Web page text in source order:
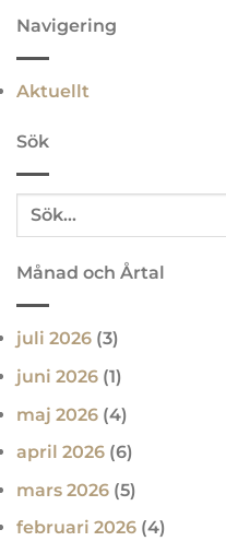
Navigering
Aktuellt
Sök
Månad och Årtal
juli 2026 (3)
juni 2026 (1)
maj 2026 (4)
april 2026 (6)
mars 2026 (5)
februari 2026 (4)